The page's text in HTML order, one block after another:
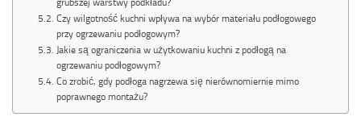
Czy wilgotność kuchni wpływa na wybór materiału podłogowego
przy ogrzewaniu podłogowym?
Jakie są ograniczenia w użytkowaniu kuchni z podłogą na
ogrzewaniu podłogowym?
Co zrobić, gdy podłoga nagrzewa się nierównomiernie mimo
poprawnego montażu?